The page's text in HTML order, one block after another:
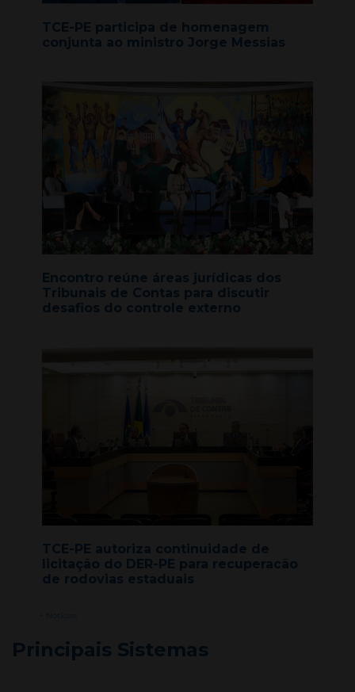
TCE-PE participa de homenagem
conjunta ao ministro Jorge Messias
Encontro reúne áreas jurídicas dos
Tribunais de Contas para discutir
desafios do controle externo
TCE-PE autoriza continuidade de
licitação do DER-PE para recuperacão
de rodovias estaduais
Principais Sistemas